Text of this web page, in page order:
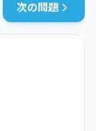
次の問題